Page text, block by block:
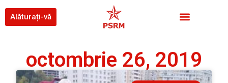
Alăturați-vă
octombrie 26, 2019